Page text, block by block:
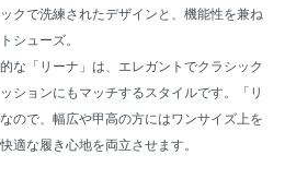
クで洗練されたデザインと、機能性を兼ね
シューズ。
な「リーナ」は、エレガントでクラシック
ションにもマッチするスタイルです。「リ
ので、幅広や甲高の方にはワンサイズ上を
適な履き心地を両立させます。